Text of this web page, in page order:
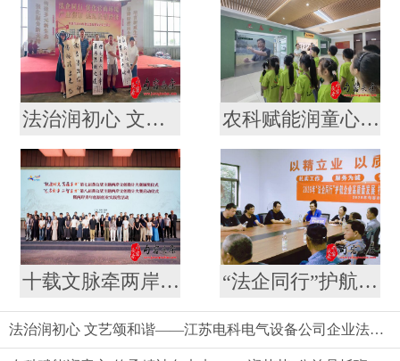
法治润初心 文艺颂和谐——江苏电科电气设备公司企业法治文艺演出 农科赋能润童心 传承精神向未来——“润苗苗”公益暑托班走进镇江市农科院开展科普教育实践活动
十载文脉牵两岸 文创焕新启新程 --第七届黄公望主题两岸文创设计大赛结果揭晓 “法企同行”护航企业高质量发展 打造营商环境新生态
法治润初心 文艺颂和谐——江苏电科电气设备公司企业法治文艺演出